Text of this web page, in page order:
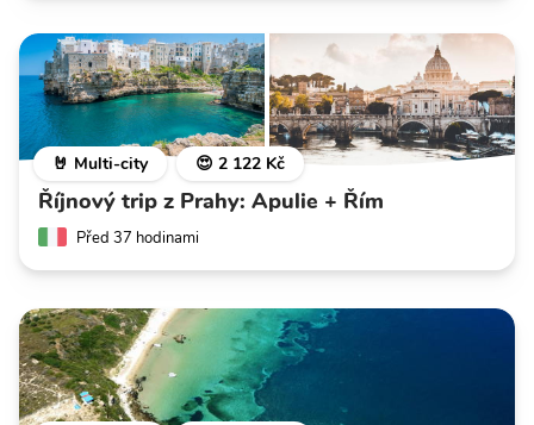
🤘 Multi-city 😍 2 122 Kč
Říjnový trip z Prahy: Apulie + Řím
Před 37 hodinami